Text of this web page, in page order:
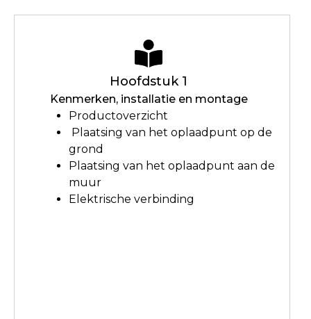
Hoofdstuk 1
Kenmerken, installatie en montage
Productoverzicht
Plaatsing van het oplaadpunt op de
grond
Plaatsing van het oplaadpunt aan de
muur
Elektrische verbinding